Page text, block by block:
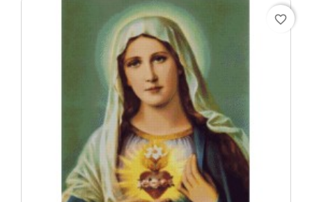
favorite_border